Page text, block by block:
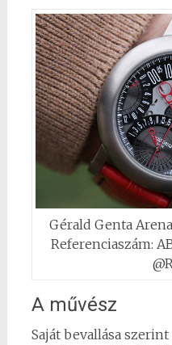
Gérald Genta
Referenciaszám:
A művész
Saját bevallása